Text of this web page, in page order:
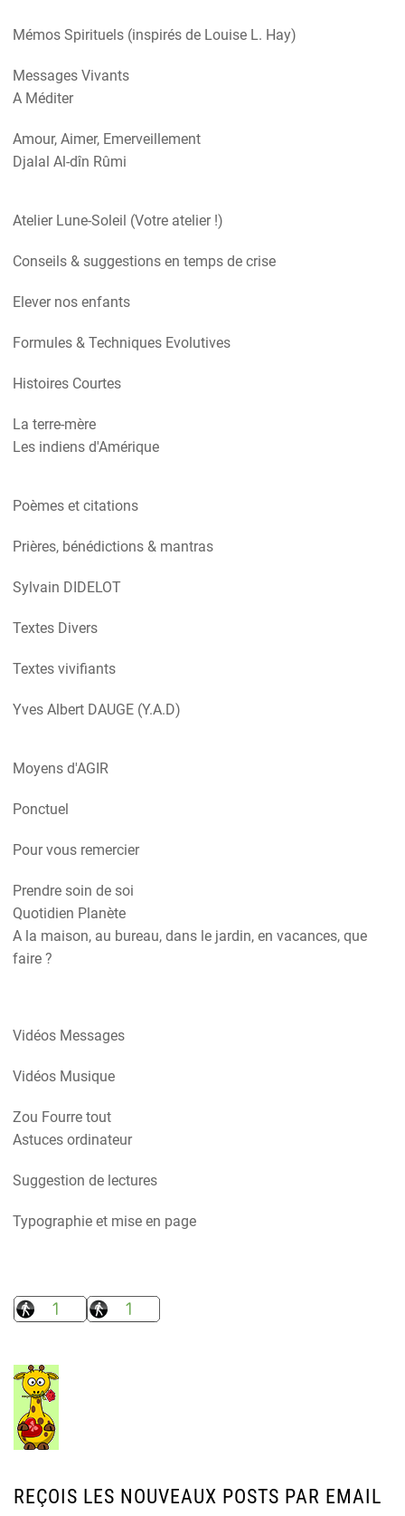
Mémos Spirituels (inspirés de Louise L. Hay)
Messages Vivants
A Méditer
Amour, Aimer, Emerveillement
Djalal Al-dîn Rûmi
Atelier Lune-Soleil (Votre atelier !)
Conseils & suggestions en temps de crise
Elever nos enfants
Formules & Techniques Evolutives
Histoires Courtes
La terre-mère
Les indiens d'Amérique
Poèmes et citations
Prières, bénédictions & mantras
Sylvain DIDELOT
Textes Divers
Textes vivifiants
Yves Albert DAUGE (Y.A.D)
Moyens d'AGIR
Ponctuel
Pour vous remercier
Prendre soin de soi
Quotidien Planète
A la maison, au bureau, dans le jardin, en vacances, que
faire ?
Vidéos Messages
Vidéos Musique
Zou Fourre tout
Astuces ordinateur
Suggestion de lectures
Typographie et mise en page
REÇOIS LES NOUVEAUX POSTS PAR EMAIL